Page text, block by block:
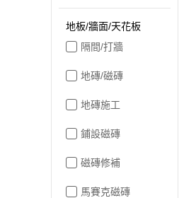
地板/牆面/天花板
隔間/打牆
地磚/磁磚
地磚施工
鋪設磁磚
磁磚修補
馬賽克磁磚